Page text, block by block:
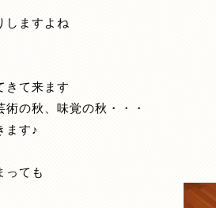
しますよね
きて来ます
の秋、味覚の秋・・・
ます♪
っても